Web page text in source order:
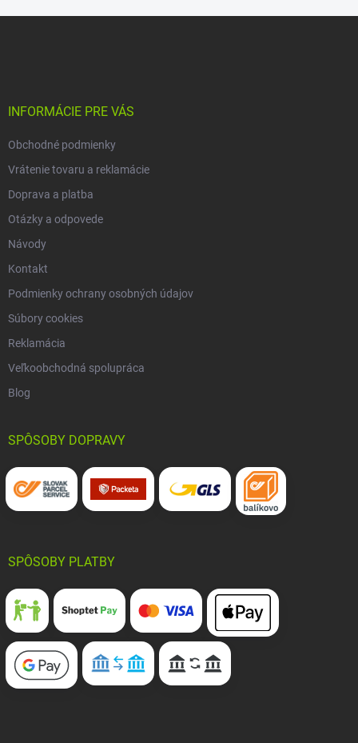
INFORMÁCIE PRE VÁS
Obchodné podmienky
Vrátenie tovaru a reklamácie
Doprava a platba
Otázky a odpovede
Návody
Kontakt
Podmienky ochrany osobných údajov
Súbory cookies
Reklamácia
Veľkoobchodná spolupráca
Blog
SPÔSOBY DOPRAVY
SPÔSOBY PLATBY